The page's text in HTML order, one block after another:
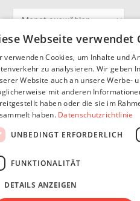
i
v
Partner
SommerSEO
Copyright ©
Webseite verwendet
verwenden Cookies, um Inhalte und
zu analysieren. Wir geben
Website auch an unsere Werbe-
mit anderen
haben oder die sie im
haben. Datenschutzrichtlinie
UNBEDINGT ERFORDERLICH
FUNKTIONALITÄT
DETAILS ANZEIGEN